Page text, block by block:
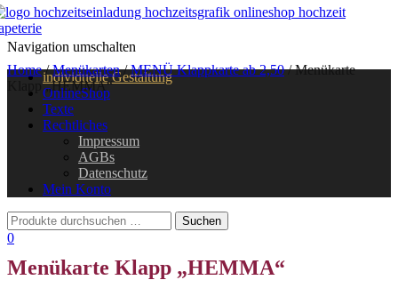
Navigation umschalten
individuelle Gestaltung
OnlineShop
Texte
Rechtliches
Impressum
AGBs
Datenschutz
Mein Konto
0
Home/Menükarten/MENÜ Klappkarte ab 2,50/ Menükarte
Klapp „HEMMA“
Menükarte Klapp „HEMMA“